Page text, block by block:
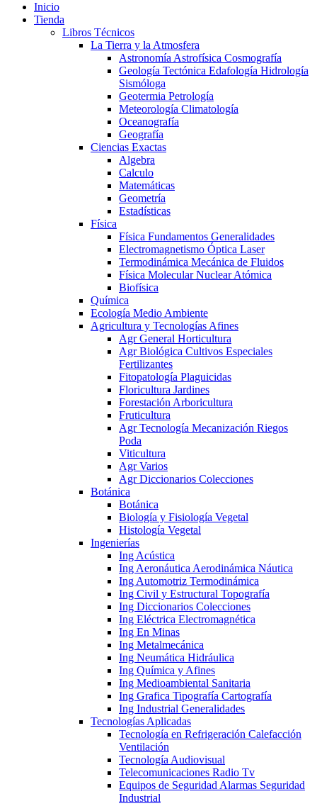
Inicio
Tienda
Libros Técnicos
La Tierra y la Atmosfera
Astronomía Astrofísica Cosmografía
Geología Tectónica Edafología Hidrología
Sismóloga
Geotermia Petrología
Meteorología Climatología
Oceanografía
Geografía
Ciencias Exactas
Algebra
Calculo
Matemáticas
Geometría
Estadísticas
Física
Física Fundamentos Generalidades
Electromagnetismo Óptica Laser
Termodinámica Mecánica de Fluidos
Física Molecular Nuclear Atómica
Biofísica
Química
Ecología Medio Ambiente
Agricultura y Tecnologías Afines
Agr General Horticultura
Agr Biológica Cultivos Especiales
Fertilizantes
Fitopatología Plaguicidas
Floricultura Jardines
Forestación Arboricultura
Fruticultura
Agr Tecnología Mecanización Riegos
Poda
Viticultura
Agr Varios
Agr Diccionarios Colecciones
Botánica
Botánica
Biología y Fisiología Vegetal
Histología Vegetal
Ingenierías
Ing Acústica
Ing Aeronáutica Aerodinámica Náutica
Ing Automotriz Termodinámica
Ing Civil y Estructural Topografía
Ing Diccionarios Colecciones
Ing Eléctrica Electromagnética
Ing En Minas
Ing Metalmecánica
Ing Neumática Hidráulica
Ing Química y Afines
Ing Medioambiental Sanitaria
Ing Grafica Tipografía Cartografía
Ing Industrial Generalidades
Tecnologías Aplicadas
Tecnología en Refrigeración Calefacción
Ventilación
Tecnología Audiovisual
Telecomunicaciones Radio Tv
Equipos de Seguridad Alarmas Seguridad
Industrial